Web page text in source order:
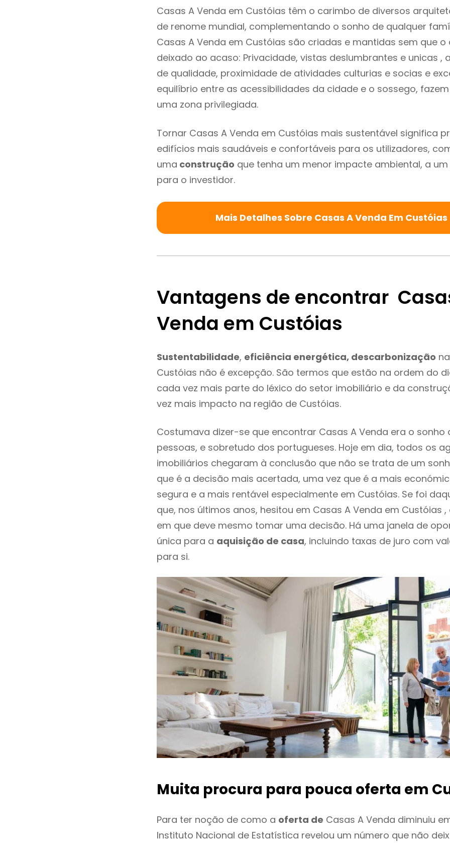
Casas A Venda em Custóias têm o carimbo de diversos
de renome mundial, complementando o sonho de qualquer
Casas A Venda em Custóias são criadas e mantidas sem que o
deixado ao acaso: Privacidade, vistas deslumbrantes e unicas ,
de qualidade, proximidade de atividades culturias e socias e
equilíbrio entre as acessibilidades da cidade e o sossego,
uma zona privilegiada.
Tornar Casas A Venda em Custóias mais sustentável significa
edifícios mais saudáveis e confortáveis para os utilizadores,
uma construção que tenha um menor impacte ambiental, a
para o investidor.
Mais Detalhes Sobre Casas A Venda Em Custóias
Vantagens de encontrar
Venda em Custóias
Sustentabilidade, eficiência energética, descarbonização
Custóias não é excepção. São termos que estão na ordem do
cada vez mais parte do léxico do setor imobiliário e da
vez mais impacto na região de Custóias.
Costumava dizer-se que encontrar Casas A Venda era o sonho
pessoas, e sobretudo dos portugueses. Hoje em dia, todos os
imobiliários chegaram à conclusão que não se trata de um
que é a decisão mais acertada, uma vez que é a mais
segura e a mais rentável especialmente em Custóias. Se foi
que, nos últimos anos, hesitou em Casas A Venda em Custóias
em que deve mesmo tomar uma decisão. Há uma janela de
única para a aquisição de casa, incluindo taxas de juro com
para si.
Muita procura para pouca oferta em
Para ter noção de como a oferta de Casas A Venda diminuiu
Instituto Nacional de Estatística revelou um número que não